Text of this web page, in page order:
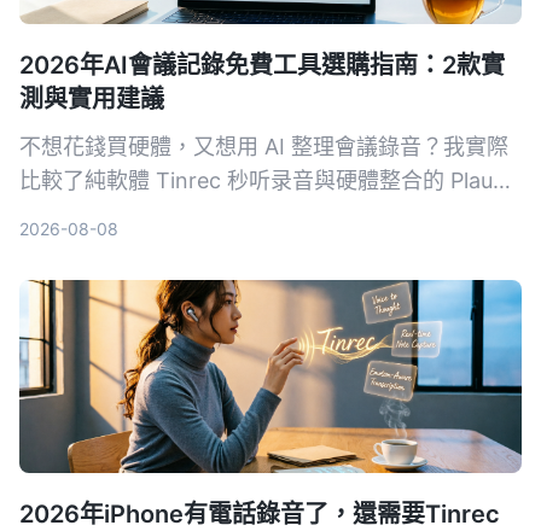
2026年AI會議記錄免費工具選購指南：2款實
測與實用建議
不想花錢買硬體，又想用 AI 整理會議錄音？我實際
比較了純軟體 Tinrec 秒听录音與硬體整合的 Plaud
2026-08-08
2026年iPhone有電話錄音了，還需要Tinrec